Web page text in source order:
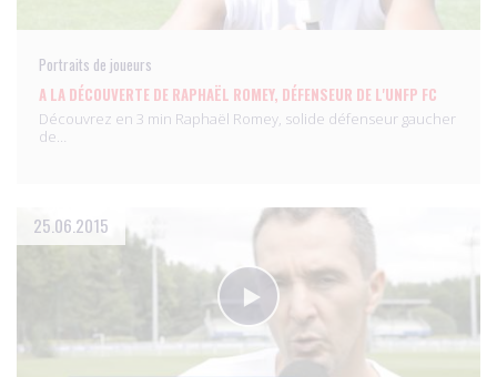
Portraits de joueurs
A LA DÉCOUVERTE DE RAPHAËL ROMEY, DÉFENSEUR DE L'UNFP FC
Découvrez en 3 min Raphaël Romey, solide défenseur gaucher
de…
25.06.2015